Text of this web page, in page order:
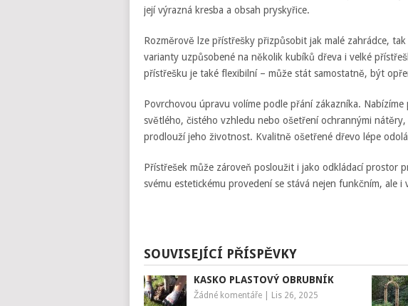
její výrazná kresba a obsah pryskyřice.
Rozměrově lze přístřešky přizpůsobit jak malé zahrádce,
varianty uzpůsobené na několik kubíků dřeva i velké
přístřešku je také flexibilní – může stát samostatně, být
Povrchovou úpravu volíme podle přání zákazníka.
světlého, čistého vzhledu nebo ošetření ochrannými
prodlouží jeho životnost. Kvalitně ošetřené dřevo lépe
Přístřešek může zároveň posloužit i jako odkládací prostor
svému estetickému provedení se stává nejen funkčním, ale
SOUVISEJÍCÍ PŘÍSPĚVKY
KASKO PLASTOVÝ OBRUBNÍK
Žádné komentáře Lis 26, 2025